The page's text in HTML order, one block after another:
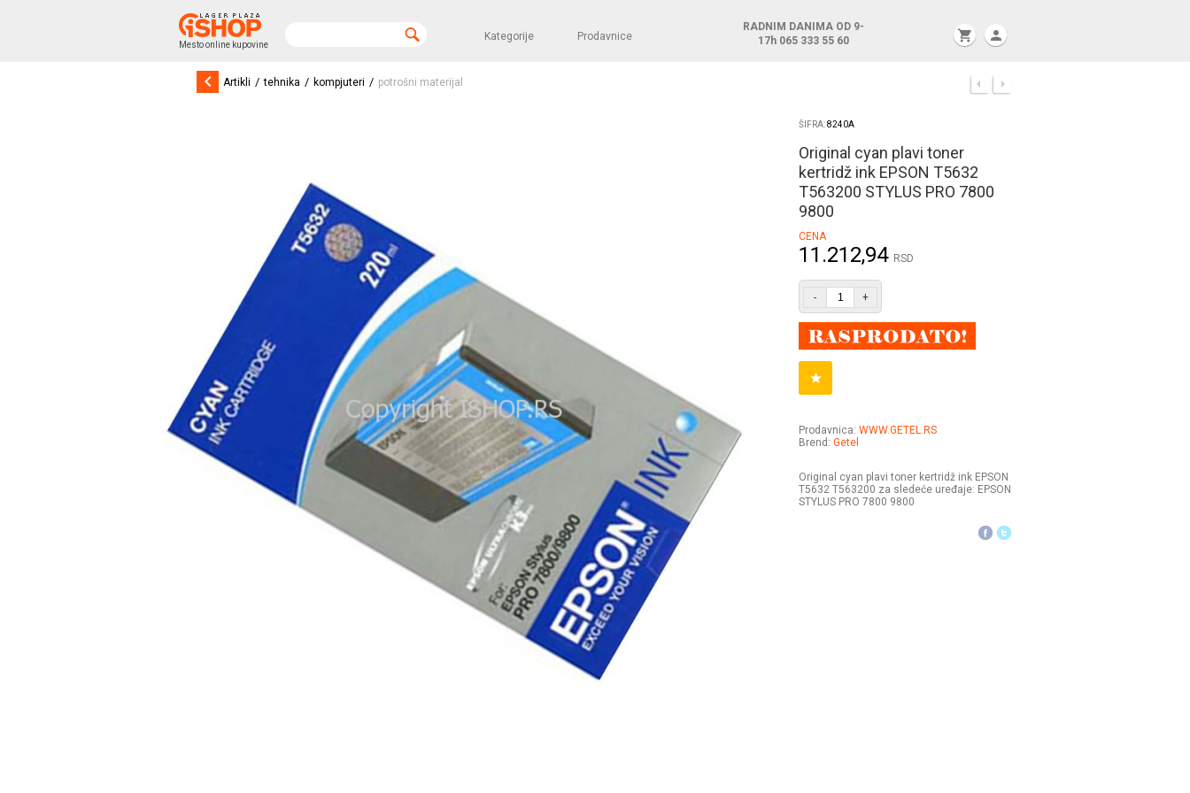
Mesto online kupovine
Kategorije Prodavnice
RADNIM DANIMA OD 9-
17h 065 333 55 60 shopping_cart person
keyboard_arrow_left Artikli / tehnika / kompjuteri / potrošni materijal
ŠIFRA:8240A
Original cyan plavi toner
kertridž ink EPSON T5632
T563200 STYLUS PRO 7800
9800
CENA
11.212,94 RSD
- +
Prodavnica: WWW.GETEL.RS
Brend: Getel
Original cyan plavi toner kertridž ink EPSON
T5632 T563200 za sledeće uređaje: EPSON
STYLUS PRO 7800 9800